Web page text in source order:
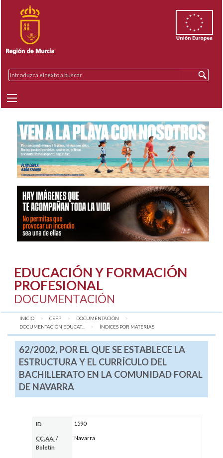
EDUCACIÓN Y FORMACIÓN
PROFESIONAL
DOCUMENTACIÓN
INICIO CEFP
DOCUMENTACIÓN
DOCUMENTACIÓN EDUCAT...
AQUÍ:
ÍNDICES POR MATERIAS
62/2002, POR EL QUE SE ESTABLECE LA
ESTRUCTURA Y EL CURRÍCULO DEL
BACHILLERATO EN LA COMUNIDAD FORAL
DE NAVARRA
ID 1590
CC.AA. /
Boletín
Navarra